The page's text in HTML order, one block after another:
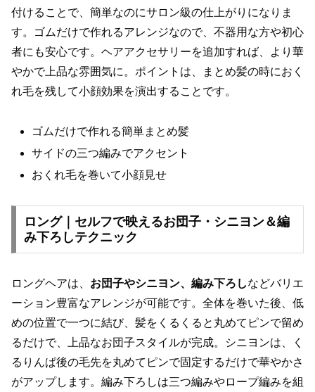
付けることで、簡単なのにサロン級の仕上がりになりま
す。ゴムだけで作れるアレンジなので、不器用な方や初心
者にも安心です。ヘアアクセサリーを追加すれば、より華
やかで上品な雰囲気に。ポイントは、まとめ髪の時におく
れ毛を残して小顔効果を演出することです。
ゴムだけで作れる簡単まとめ髪
サイドの三つ編みでアクセント
おくれ毛を巻いて小顔見せ
ロング｜セルフで映えるお団子・シニヨン＆編
み下ろしテクニック
ロングヘアは、 お団子やシニヨン、編み下ろしなどバリエ
ーション豊富なアレンジが可能です。全体を巻いた後、低
めの位置で一つに結び、髪をくるくると丸めてピンで留め
るだけで、上品なお団子スタイルが完成。シニヨンは、く
るりんぱ後の毛先を丸めてピンで固定するだけで華やかさ
がアップします。編み下ろしは三つ編みやロープ編みを組